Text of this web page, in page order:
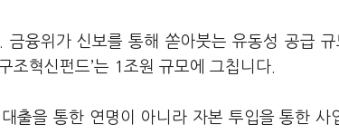
융위가 신보를 통해 쏟아붓는 유동성 공급 규
조혁신펀드’는 1조원 규모에 그칩니다.
출을 통한 연명이 아니라 자본 투입을 통한 사